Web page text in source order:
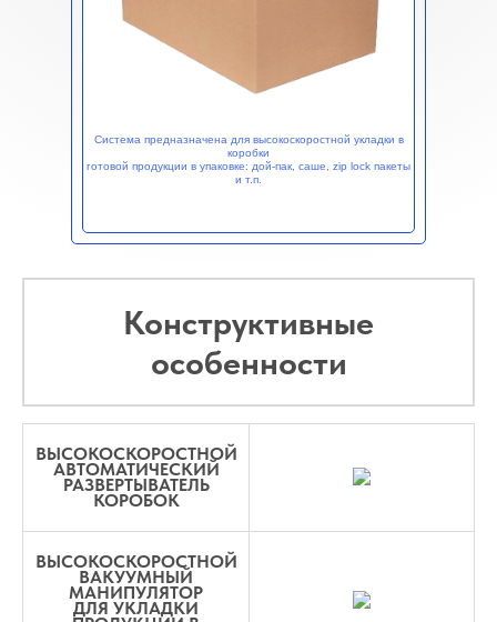
Система предназначена для высокоскоростной укладки в
коробки
готовой продукции в упаковке: дой-пак, саше, zip lock пакеты
и т.п.
Конструктивные
особенности
ВЫСОКОСКОРОСТНОЙ
АВТОМАТИЧЕСКИЙ
РАЗВЕРТЫВАТЕЛЬ
КОРОБОК
ВЫСОКОСКОРОСТНОЙ
ВАКУУМНЫЙ
МАНИПУЛЯТОР
ДЛЯ УКЛАДКИ